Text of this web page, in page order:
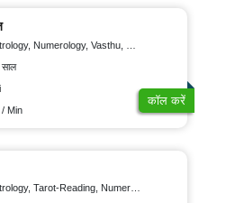
Numerology, Vasthu, Medical-Astrology
Min
कॉल करें
Numerology, Vasthu, Nadi-Astrology, Medical-Astrology, Prashna-Kundali